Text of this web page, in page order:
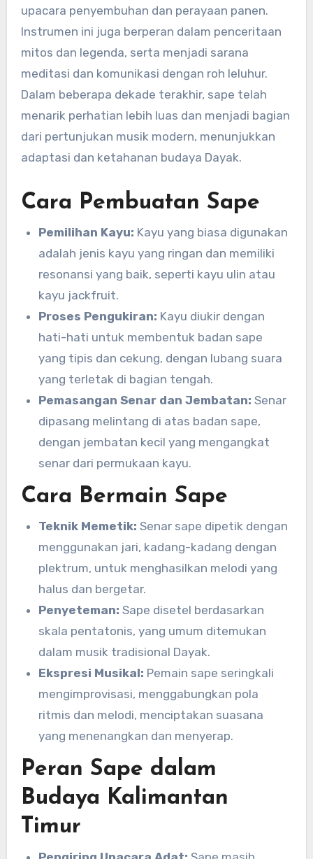
upacara penyembuhan dan perayaan panen.
Instrumen ini juga berperan dalam penceritaan
mitos dan legenda, serta menjadi sarana
meditasi dan komunikasi dengan roh leluhur.
Dalam beberapa dekade terakhir, sape telah
menarik perhatian lebih luas dan menjadi bagian
dari pertunjukan musik modern, menunjukkan
adaptasi dan ketahanan budaya Dayak.
Cara Pembuatan Sape
Pemilihan Kayu: Kayu yang biasa digunakan
adalah jenis kayu yang ringan dan memiliki
resonansi yang baik, seperti kayu ulin atau
kayu jackfruit.
Proses Pengukiran: Kayu diukir dengan
hati-hati untuk membentuk badan sape
yang tipis dan cekung, dengan lubang suara
yang terletak di bagian tengah.
Pemasangan Senar dan Jembatan: Senar
dipasang melintang di atas badan sape,
dengan jembatan kecil yang mengangkat
senar dari permukaan kayu.
Cara Bermain Sape
Teknik Memetik: Senar sape dipetik dengan
menggunakan jari, kadang-kadang dengan
plektrum, untuk menghasilkan melodi yang
halus dan bergetar.
Penyeteman: Sape disetel berdasarkan
skala pentatonis, yang umum ditemukan
dalam musik tradisional Dayak.
Ekspresi Musikal: Pemain sape seringkali
mengimprovisasi, menggabungkan pola
ritmis dan melodi, menciptakan suasana
yang menenangkan dan menyerap.
Peran Sape dalam
Budaya Kalimantan
Timur